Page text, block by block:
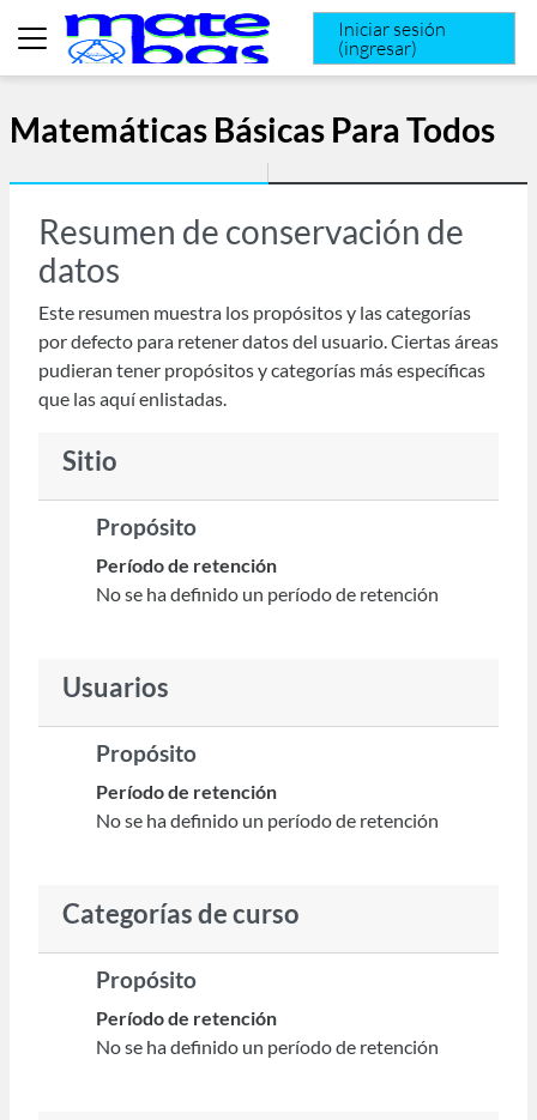
Saltar al contenido principal
Pánel lateral
Iniciar sesión
(ingresar)
Matemáticas Básicas Para Todos
Resumen de conservación de
datos
Este resumen muestra los propósitos y las categorías
por defecto para retener datos del usuario. Ciertas áreas
pudieran tener propósitos y categorías más específicas
que las aquí enlistadas.
Sitio
Propósito
Período de retención
No se ha definido un período de retención
Usuarios
Propósito
Período de retención
No se ha definido un período de retención
Categorías de curso
Propósito
Período de retención
No se ha definido un período de retención